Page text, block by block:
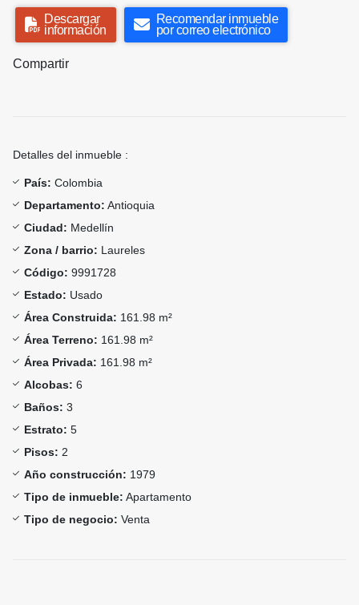
Descargar
información
Recomendar inmueble
por correo electrónico
Compartir
Detalles del inmueble :
País: Colombia
Departamento: Antioquia
Ciudad: Medellín
Zona / barrio: Laureles
Código: 9991728
Estado: Usado
Área Construida: 161.98 m²
Área Terreno: 161.98 m²
Área Privada: 161.98 m²
Alcobas: 6
Baños: 3
Estrato: 5
Pisos: 2
Año construcción: 1979
Tipo de inmueble: Apartamento
Tipo de negocio: Venta